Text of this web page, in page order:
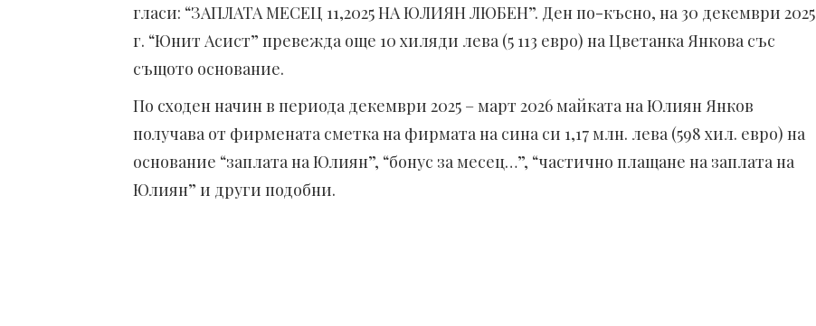
гласи: “ЗАПЛАТА МЕСЕЦ 11,2025 НА ЮЛИЯН ЛЮБЕН”. Ден по-късно, на 30 декември 2025
г. “Юнит Асист” превежда още 10 хиляди лева (5 113 евро) на Цветанка Янкова със
същото основание.
По сходен начин в периода декември 2025 – март 2026 майката на Юлиян Янков
получава от фирмената сметка на фирмата на сина си 1,17 млн. лева (598 хил. евро) на
основание “заплата на Юлиян”, “бонус за месец…”, “частично плащане на заплата на
Юлиян” и други подобни.